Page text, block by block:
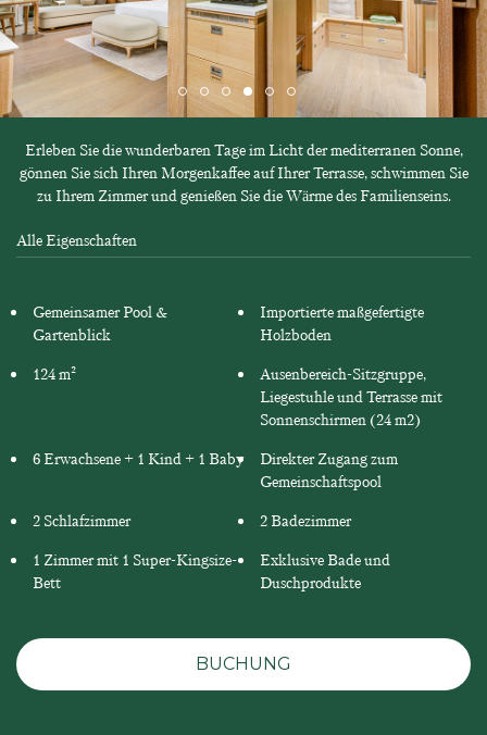
Erleben Sie die wunderbaren Tage im Licht der mediterranen Sonne,
gönnen Sie sich Ihren Morgenkaffee auf Ihrer Terrasse, schwimmen Sie
zu Ihrem Zimmer und genießen Sie die Wärme des Familienseins.
Alle Eigenschaften
Gemeinsamer Pool &
Gartenblick
Importierte maßgefertigte
Holzboden
124 m²
Ausenbereich-Sitzgruppe,
Liegestuhle und Terrasse mit
Sonnenschirmen (24 m2)
6 Erwachsene + 1 Kind + 1 Baby
Direkter Zugang zum
Gemeinschaftspool
2 Schlafzimmer
2 Badezimmer
1 Zimmer mit 1 Super-Kingsize-
Bett
Exklusive Bade und
Duschprodukte
BUCHUNG